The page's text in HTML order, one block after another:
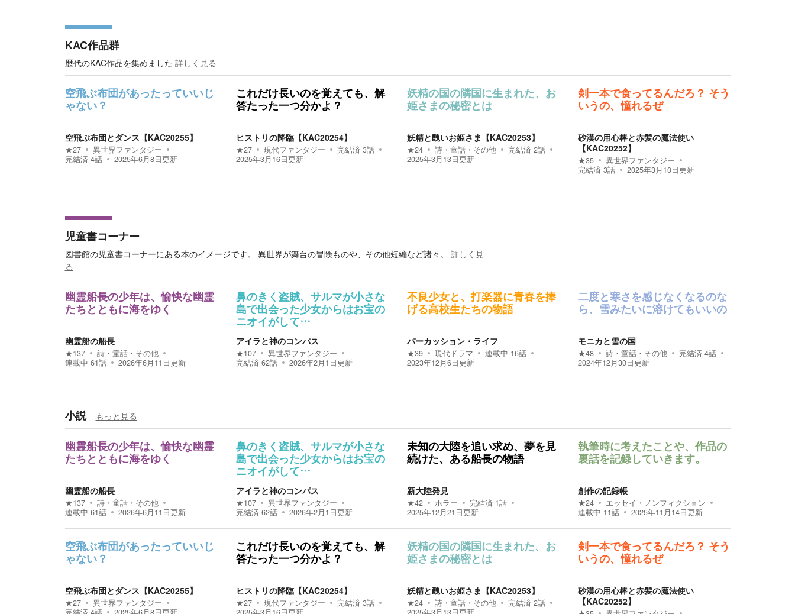
KAC作品群
歴代のKAC作品を集めました 詳しく見る
空飛ぶ布団があったっていいじ
ゃない？
空飛ぶ布団とダンス【KAC20255】
★27
異世界ファンタジー
完結済 4話 2025年6月8日更新
これだけ長いのを覚えても、解
答たった一つ分かよ？
ヒストリの降臨【KAC20254】
★27 現代ファンタジー 完結済 3話
2025年3月16日更新
妖精の国の隣国に生まれた、お
姫さまの秘密とは
妖精と醜いお姫さま【KAC20253】
★24 詩・童話・その他 完結済 2話
2025年3月13日更新
剣一本で食ってるんだろ？ そう
いうの、憧れるぜ
砂漠の用心棒と赤髪の魔法使い
【KAC20252】
★35
異世界ファンタジー
完結済 3話 2025年3月10日更新
児童書コーナー
図書館の児童書コーナーにある本のイメージです。 異世界が舞台の冒険ものや、その他短編など諸々。
詳しく見
る
幽霊船長の少年は、愉快な幽霊
たちとともに海をゆく
幽霊船の船長
★137
詩・童話・その他
連載中 61話 2026年6月11日更新
鼻のきく盗賊、サルマが小さな
島で出会った少女からはお宝の
ニオイがして…
アイラと神のコンパス
★107
異世界ファンタジー
完結済 62話 2026年2月1日更新
不良少女と、打楽器に青春を捧
げる高校生たちの物語
パーカッション・ライフ
★39 現代ドラマ 連載中 16話
2023年12月6日更新
二度と寒さを感じなくなるのな
ら、雪みたいに溶けてもいいの
モニカと雪の国
★48 詩・童話・その他 完結済 4話
2024年12月30日更新
小説 もっと見る
幽霊船長の少年は、愉快な幽霊
たちとともに海をゆく
幽霊船の船長
★137
詩・童話・その他
連載中 61話 2026年6月11日更新
鼻のきく盗賊、サルマが小さな
島で出会った少女からはお宝の
ニオイがして…
アイラと神のコンパス
★107
異世界ファンタジー
完結済 62話 2026年2月1日更新
未知の大陸を追い求め、夢を見
続けた、ある船長の物語
新大陸発見
★42 ホラー 完結済 1話
2025年12月21日更新
執筆時に考えたことや、作品の
裏話を記録していきます。
創作の記録帳
★24
エッセイ・ノンフィクション
連載中 11話 2025年11月14日更新
空飛ぶ布団があったっていいじ
ゃない？
空飛ぶ布団とダンス【KAC20255】
★27
異世界ファンタジー
これだけ長いのを覚えても、解
答たった一つ分かよ？
ヒストリの降臨【KAC20254】
★27 現代ファンタジー 完結済 3話
妖精の国の隣国に生まれた、お
姫さまの秘密とは
妖精と醜いお姫さま【KAC20253】
★24 詩・童話・その他 完結済 2話
剣一本で食ってるんだろ？ そう
いうの、憧れるぜ
砂漠の用心棒と赤髪の魔法使い
【KAC20252】